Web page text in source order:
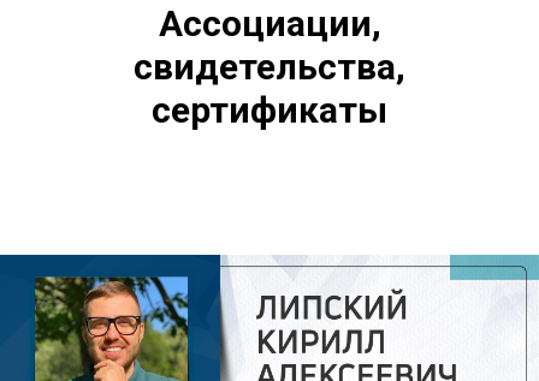
Ассоциации,
свидетельства,
сертификаты